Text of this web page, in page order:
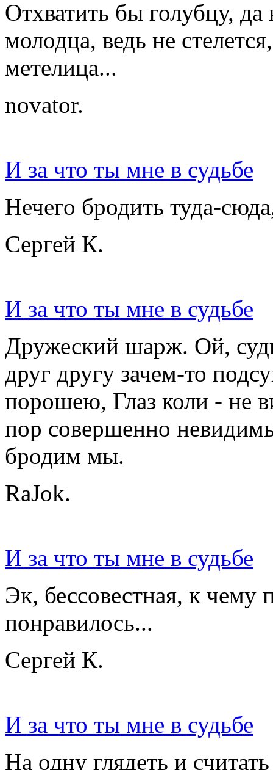
Отхватить бы голубцу,
молодца, ведь не
метелица...
novator.
И за что ты мне в судьбе
Нечего бродить туда-
Сергей К.
И за что ты мне в судьбе
Дружеский шарж. Ой,
друг другу зачем-то
порошею, Глаз коли - не
пор совершенно
бродим мы.
RaJok.
И за что ты мне в судьбе
Эк, бессовестная, к чему
понравилось...
Сергей К.
И за что ты мне в судьбе
На одну глядеть и